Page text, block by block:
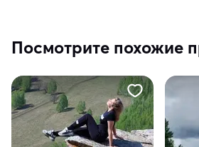
Посмотрите похожие